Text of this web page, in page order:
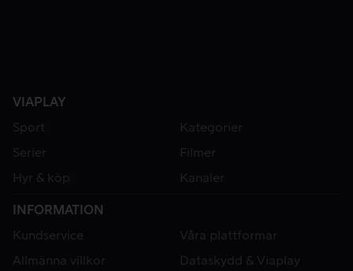
VIAPLAY
Sport
Kategorier
Serier
Filmer
Hyr & köp
Kanaler
INFORMATION
Kundservice
Våra plattformar
Allmänna villkor
Dataskydd & Viaplay